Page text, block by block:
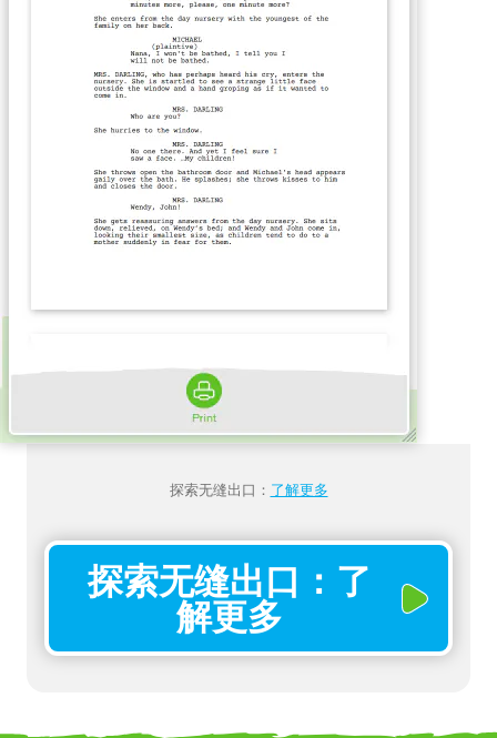
探索无缝出口： 了解更多
探索无缝出口：了
解更多